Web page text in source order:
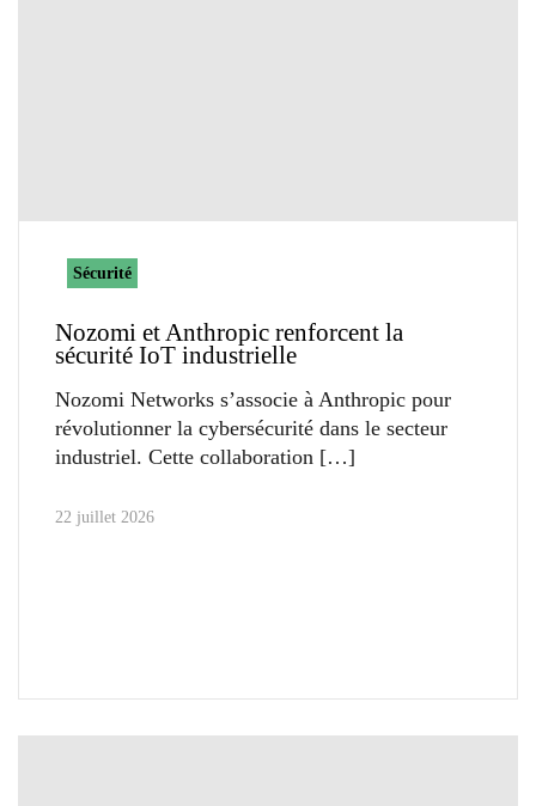
Sécurité
Nozomi et Anthropic renforcent la
sécurité IoT industrielle
Nozomi Networks s’associe à Anthropic pour
révolutionner la cybersécurité dans le secteur
industriel. Cette collaboration
22 juillet 2026